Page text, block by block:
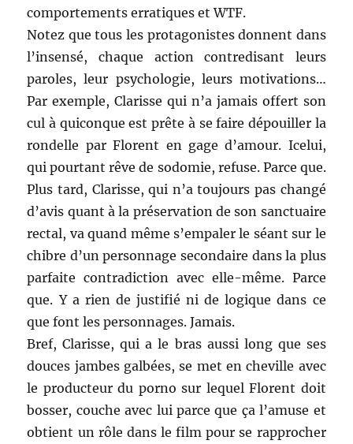
comportements erratiques et WTF.
Notez que tous les protagonistes donnent dans
l’insensé, chaque action contredisant leurs
paroles, leur psychologie, leurs motivations…
Par exemple, Clarisse qui n’a jamais offert son
cul à quiconque est prête à se faire dépouiller la
rondelle par Florent en gage d’amour. Icelui,
qui pourtant rêve de sodomie, refuse. Parce que.
Plus tard, Clarisse, qui n’a toujours pas changé
d’avis quant à la préservation de son sanctuaire
rectal, va quand même s’empaler le séant sur le
chibre d’un personnage secondaire dans la plus
parfaite contradiction avec elle-même. Parce
que. Y a rien de justifié ni de logique dans ce
que font les personnages. Jamais.
Bref, Clarisse, qui a le bras aussi long que ses
douces jambes galbées, se met en cheville avec
le producteur du porno sur lequel Florent doit
bosser, couche avec lui parce que ça l’amuse et
obtient un rôle dans le film pour se rapprocher